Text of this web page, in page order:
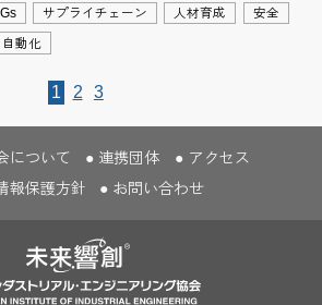
サプライチェーン 人材育成 安全
自動化
1 2 3
について 連携団体
アクセス
報保護方針
お問い合わせ